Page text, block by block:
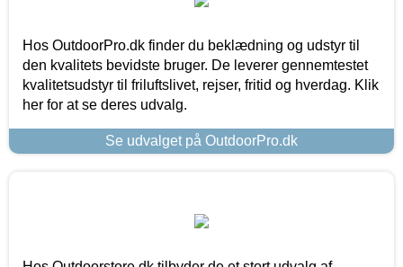
Hos OutdoorPro.dk finder du beklædning og udstyr til
den kvalitets bevidste bruger. De leverer gennemtestet
kvalitetsudstyr til friluftslivet, rejser, fritid og hverdag. Klik
her for at se deres udvalg.
Se udvalget på OutdoorPro.dk